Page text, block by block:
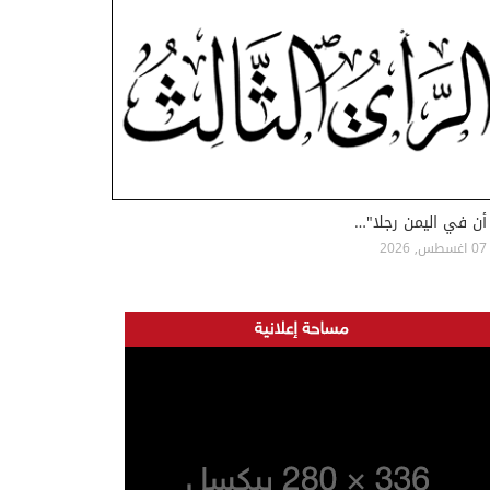
في اليمن رجلا"…
07 اغسطس, 2026